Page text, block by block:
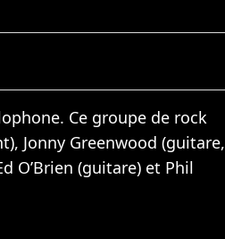
Ce groupe de rock
Jonny Greenwood (guitare,
O’Brien (guitare) et Phil